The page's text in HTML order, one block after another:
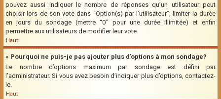
pouvez aussi indiquer le nombre de réponses qu’un utilisateur peut
choisir lors de son vote dans “Option(s) par l’utilisateur”, limiter la durée
en jours du sondage (mettre “0” pour une durée illimitée) et enfin
permettre aux utilisateurs de modifier leur vote.
Haut
» Pourquoi ne puis-je pas ajouter plus d’options à mon sondage?
Le nombre d’options maximum par sondage est défini par
l’administrateur. Si vous avez besoin d’indiquer plus d’options, contactez-
le.
Haut